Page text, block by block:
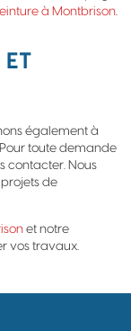
à Montbrison.
ET
également à
toute demande
contacter. Nous
de
et notre
vos travaux.